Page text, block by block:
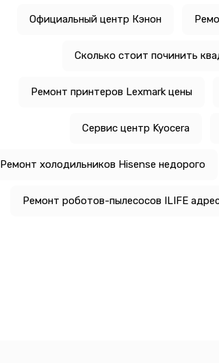
Официальный центр Кэнон
Сколько стоит починить
Ремонт принтеров Lexmark цены
Сервис центр Kyocera
Ремонт холодильников Hisense недорого
Ремонт роботов-пылесосов ILIFE